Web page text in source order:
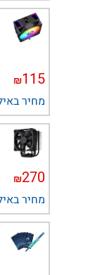
115
₪
מחיר
270
₪
מחיר